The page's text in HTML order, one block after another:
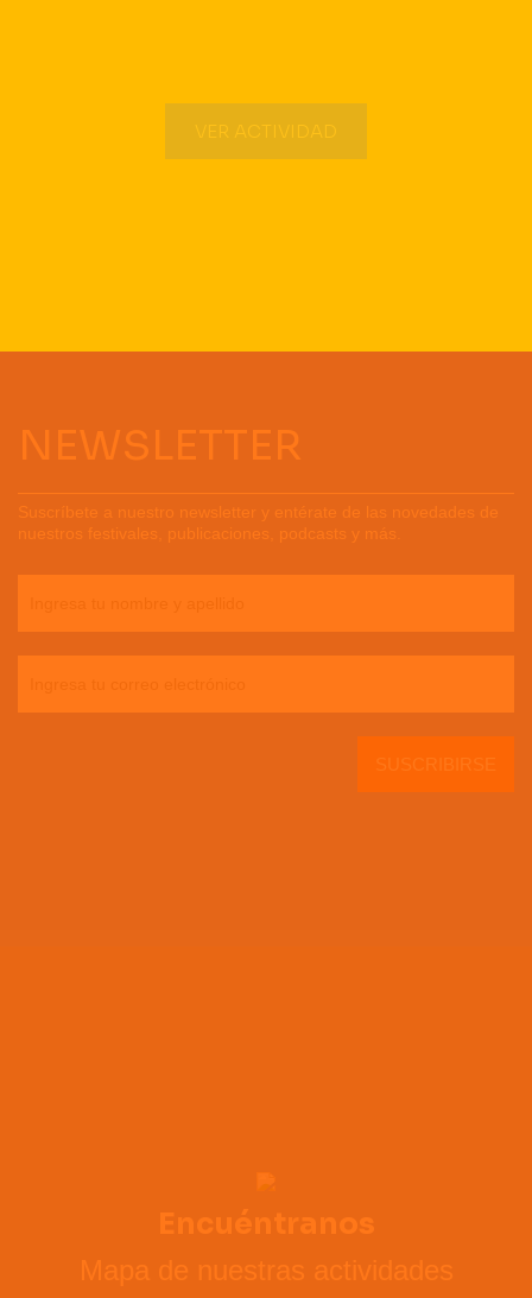
VER ACTIVIDAD
NEWSLETTER
Suscríbete a nuestro newsletter y entérate de las novedades de
nuestros festivales, publicaciones, podcasts y más.